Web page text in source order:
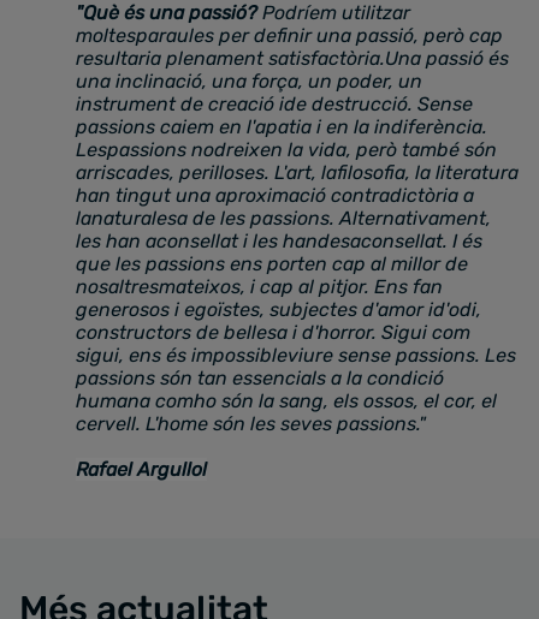
"Què és una passió?Podríem utilitzar
moltesparaules per definir una passió, però cap
resultaria plenament satisfactòria.Una passió és
una inclinació, una força, un poder, un
instrument de creació ide destrucció. Sense
passions caiem en l'apatia i en la indiferència.
Lespassions nodreixen la vida, però també són
arriscades, perilloses. L'art, lafilosofia, la literatura
han tingut una aproximació contradictòria a
lanaturalesa de les passions. Alternativament,
les han aconsellat i les handesaconsellat. I és
que les passions ens porten cap al millor de
nosaltresmateixos, i cap al pitjor. Ens fan
generosos i egoïstes, subjectes d'amor id'odi,
constructors de bellesa i d'horror. Sigui com
sigui, ens és impossibleviure sense passions. Les
passions són tan essencials a la condició
humana comho són la sang, els ossos, el cor, el
cervell. L'home són les seves passions."
Rafael Argullol
Més actualitat